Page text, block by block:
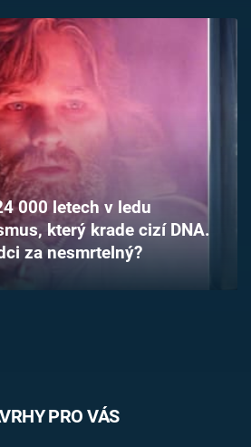
000 letech v ledu
který krade cizí DNA.
za nesmrtelný?
PRO VÁS